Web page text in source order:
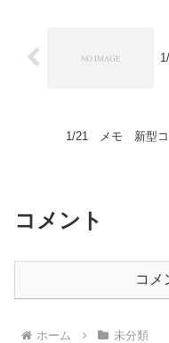
1/21 メモ 新型コ
コメント
コメ
ホーム 未分類